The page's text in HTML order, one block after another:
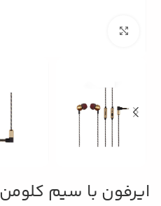
ایرفون با سیم کلومن KE-35